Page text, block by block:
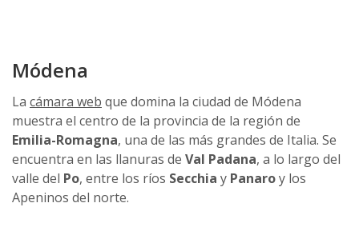
Módena
La cámara web que domina la ciudad de Módena
muestra el centro de la provincia de la región de
Emilia-Romagna, una de las más grandes de Italia. Se
encuentra en las llanuras de Val Padana, a lo largo del
valle del Po, entre los ríos Secchia y Panaroy los
Apeninos del norte.